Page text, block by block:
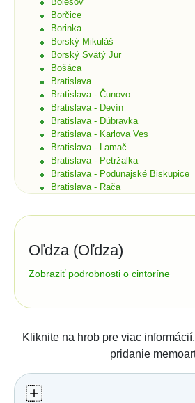
Borčice
Borinka
Borský Mikuláš
Borský Svätý Jur
Bošáca
Bratislava
Bratislava - Čunovo
Bratislava - Devín
Bratislava - Dúbravka
Bratislava - Karlova Ves
Bratislava - Lamač
Bratislava - Petržalka
Bratislava - Podunajské Biskupice
Bratislava - Rača
Bratislava - Ružinov
Bratislava - Vrakuňa
Brekov
Bučany
Budmerice
Bukovec okr. Košice
Bukovec okr. Myjava
Oľdza (Oľdza)
Správa cintorína:
tel.:031 569 24 77 e-mail:
Číslo účtu (IBAN):
Počet hrobov: 213
Počet zosnulých: 407
Zobraziť podrobnosti o cintoríne
Kliknite na hrob pre viac
pridanie